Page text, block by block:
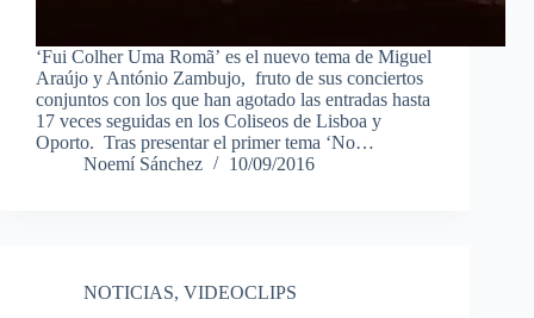
‘Fui Colher Uma Romã’ es el nuevo tema de Miguel
Araújo y António Zambujo, fruto de sus conciertos
conjuntos con los que han agotado las entradas hasta
17 veces seguidas en los Coliseos de Lisboa y
Oporto. Tras presentar el primer tema ‘No…
Noemí Sánchez
10/09/2016
NOTICIAS, VIDEOCLIPS